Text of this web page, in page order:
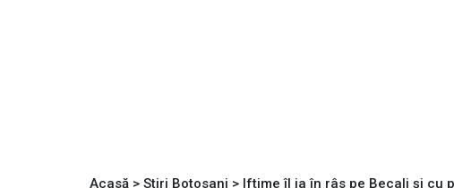
Acasă > Stiri Botosani > Iftime îl ia în râs pe Becali și cu